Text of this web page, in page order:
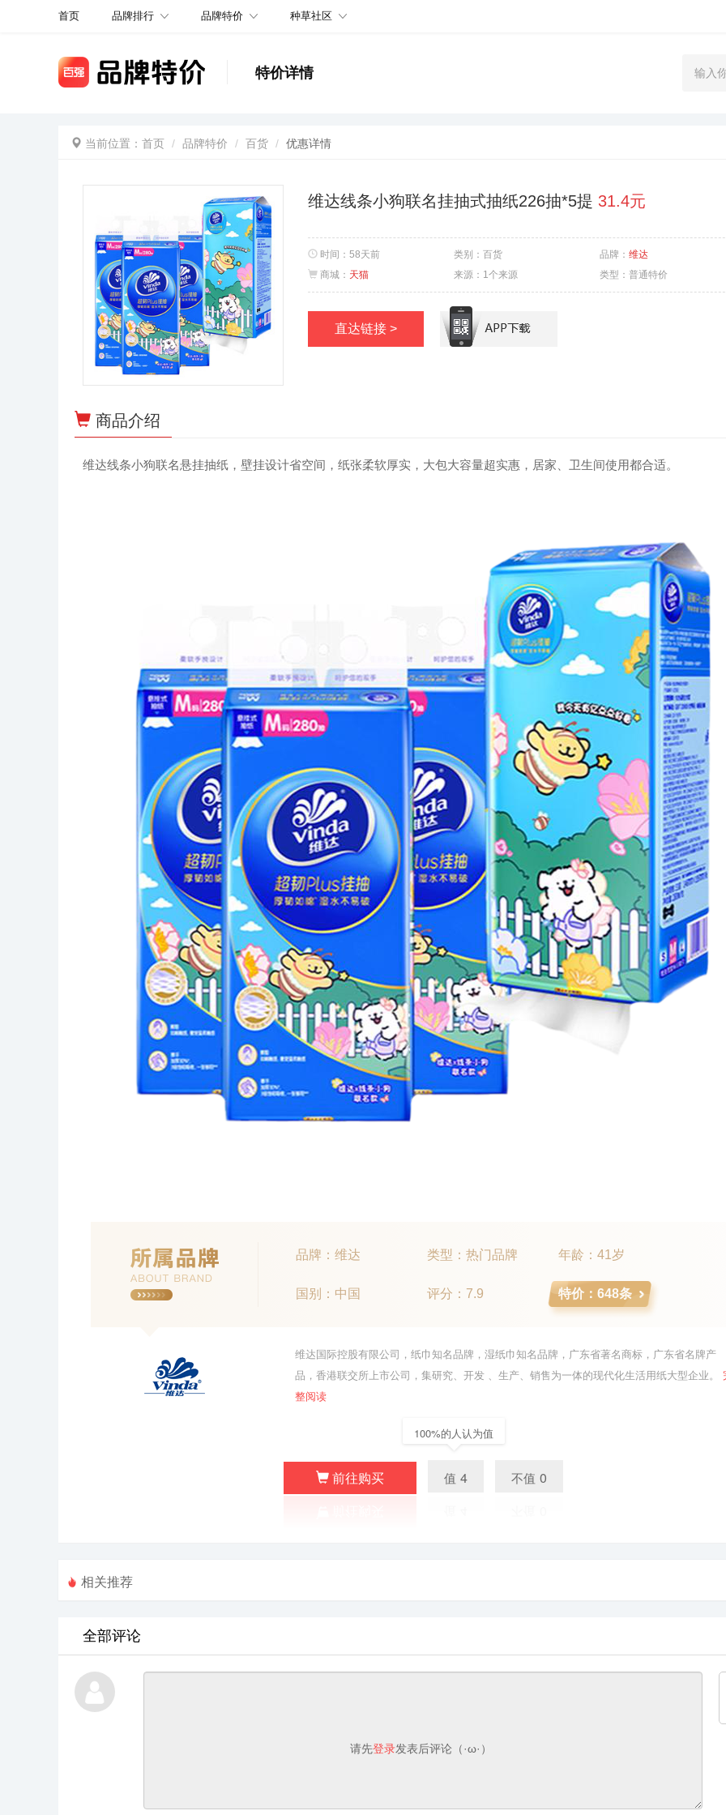
首页 品牌排行 品牌特价 种草社区
特价详情
当前位置： 首页 品牌特价 百货 优惠详情
维达线条小狗联名挂抽式抽纸226抽*5提 31.4元
时间： 58天前 类别： 百货 品牌： 维达
商城： 天猫 来源： 1个来源 类型： 普通特价
直达链接 >
商品介绍
维达线条小狗联名悬挂抽纸，壁挂设计省空间，纸张柔软厚实，大包大容量超实惠，居家、卫生间使用都合适。
品牌：维达 类型：热门品牌 年龄：41岁
国别：中国 评分：7.9 特价：648条
维达国际控股有限公司，纸巾知名品牌，湿纸巾知名品牌，广东省著名商标，广东省名牌产
品，香港联交所上市公司，集研究、开发 、生产、销售为一体的现代化生活用纸大型企业。
整阅读
前往购买 值 4
100%的人认为值
不值 0
相关推荐
全部评论
请先登录发表后评论（·ω·）